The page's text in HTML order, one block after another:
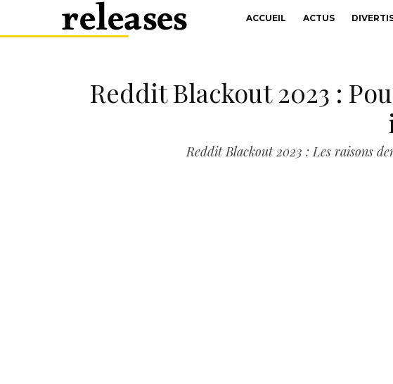
ACCUEIL ACTUS
Reddit Blackout 2023 :
Reddit Blackout 2023 : Les raisons